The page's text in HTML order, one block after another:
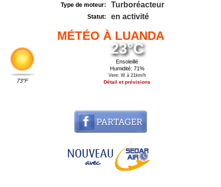
Type de moteur: Turboréacteur
Statut: en activité
MÉTÉO À LUANDA
73°F
23°C
Ensoleillé
Humidité: 71%
Vent: W à 21km/h
Détail et prévisions